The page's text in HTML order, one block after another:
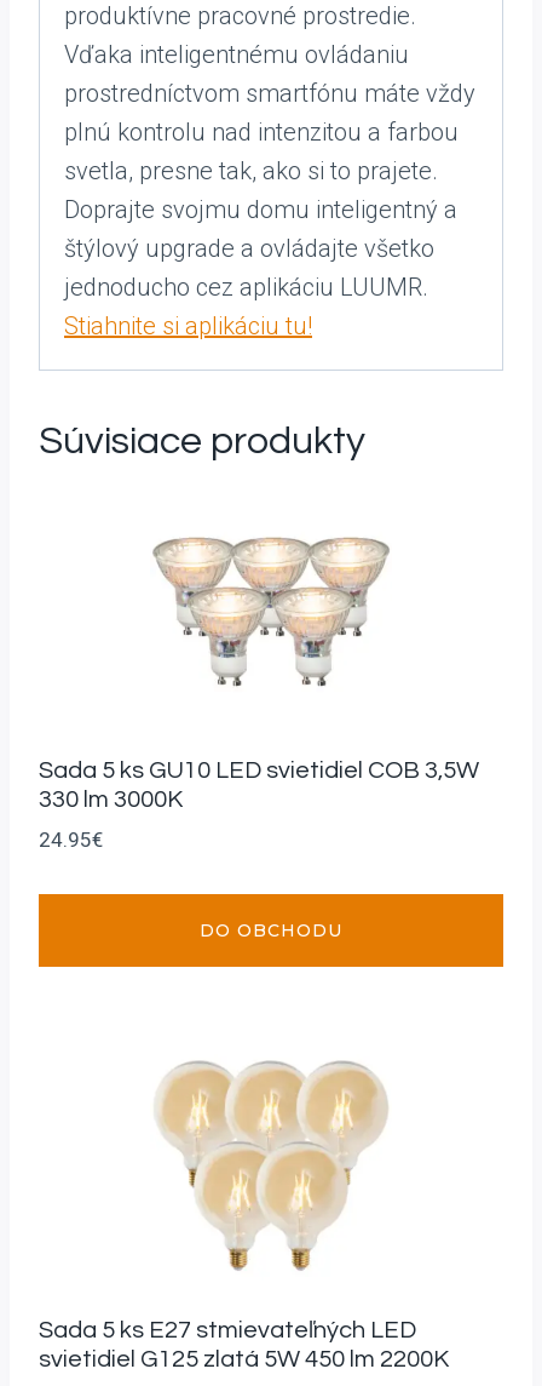
produktívne pracovné prostredie.
Vďaka inteligentnému ovládaniu
prostredníctvom smartfónu máte vždy
plnú kontrolu nad intenzitou a farbou
svetla, presne tak, ako si to prajete.
Doprajte svojmu domu inteligentný a
štýlový upgrade a ovládajte všetko
jednoducho cez aplikáciu LUUMR.
Stiahnite si aplikáciu tu!
Súvisiace produkty
Sada 5 ks GU10 LED svietidiel COB 3,5W
330 lm 3000K
24.95€
DO OBCHODU
Sada 5 ks E27 stmievateľných LED
svietidiel G125 zlatá 5W 450 lm 2200K